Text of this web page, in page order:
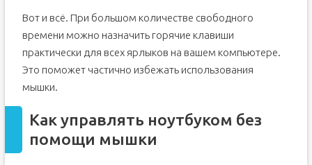
Вот и всё. При большом количестве свободного
времени можно назначить горячие клавиши
практически для всех ярлыков на вашем компьютере.
Это поможет частично избежать использования
мышки.
Как управлять ноутбуком без
помощи мышки